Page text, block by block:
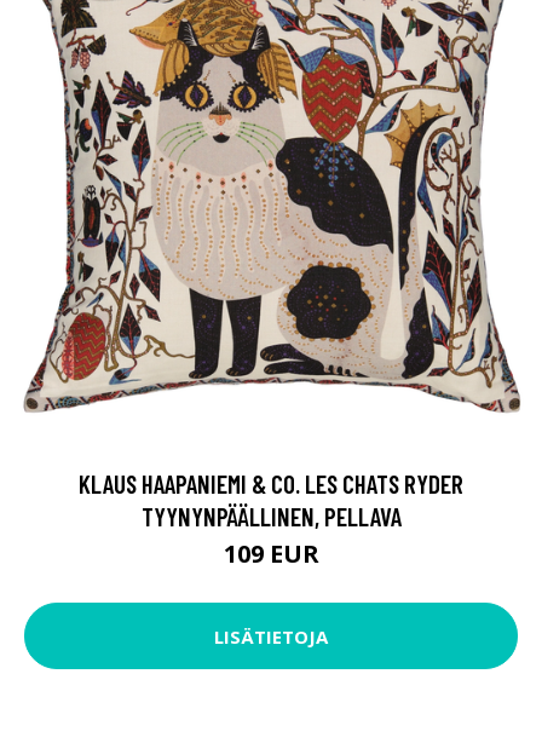
KLAUS HAAPANIEMI & CO. LES CHATS RYDER
TYYNYNPÄÄLLINEN, PELLAVA
109 EUR
LISÄTIETOJA